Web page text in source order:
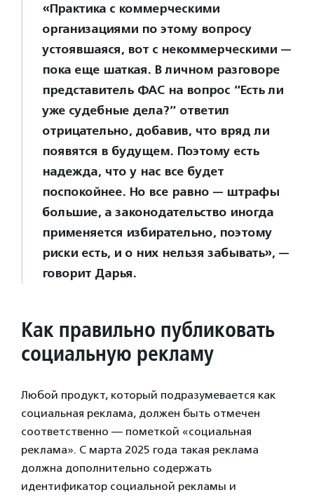
«Практика с коммерческими
организациями по этому вопросу
устоявшаяся, вот с некоммерческими —
пока еще шаткая. В личном разговоре
представитель ФАС на вопрос “Есть ли
уже судебные дела?” ответил
отрицательно, добавив, что вряд ли
появятся в будущем. Поэтому есть
надежда, что у нас все будет
поспокойнее. Но все равно — штрафы
большие, а законодательство иногда
применяется избирательно, поэтому
риски есть, и о них нельзя забывать», —
говорит Дарья.
Как правильно публиковать
социальную рекламу
Любой продукт, который подразумевается как
социальная реклама, должен быть отмечен
соответственно — пометкой «социальная
реклама». С марта 2025 года такая реклама
должна дополнительно содержать
идентификатор социальной рекламы и